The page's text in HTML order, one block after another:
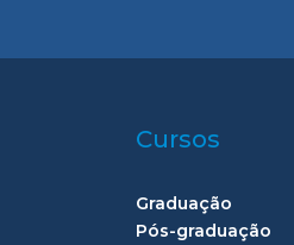
Cursos
Graduação
Pós-graduação